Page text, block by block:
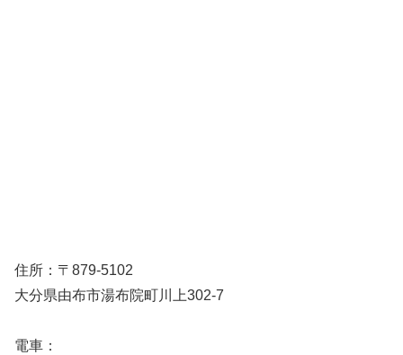
住所：〒879-5102
大分県由布市湯布院町川上302-7
電車：